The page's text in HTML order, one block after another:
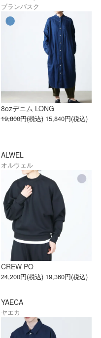
ブランバスク
8ozデニム LONG
19,800円(税込) 15,840円(税込)
ALWEL
オルウェル
CREW PO
24,200円(税込) 19,360円(税込)
YAECA
ヤエカ